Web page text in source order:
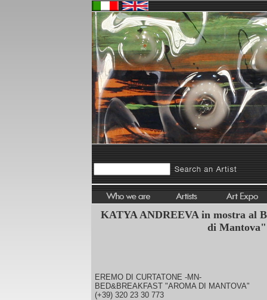
KATYA ANDREEVA in mostra al
di Mantova"
EREMO DI CURTATONE -MN-
BED&BREAKFAST "AROMA DI MANTOVA"
(+39) 320 23 30 773